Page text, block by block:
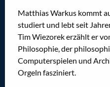
Matthias Warkus kommt
studiert und lebt seit
Tim Wiezorek erzählt er
Philosophie, der
Computerspielen und
Orgeln fasziniert.